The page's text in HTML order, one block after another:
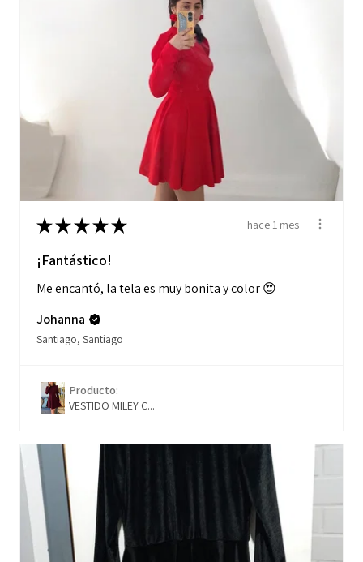
★★★★★ hace 1 mes
¡Fantástico!
Me encantó, la tela es muy bonita y color 😍
Johanna
Santiago, Santiago
Producto:
VESTIDO MILEY C...